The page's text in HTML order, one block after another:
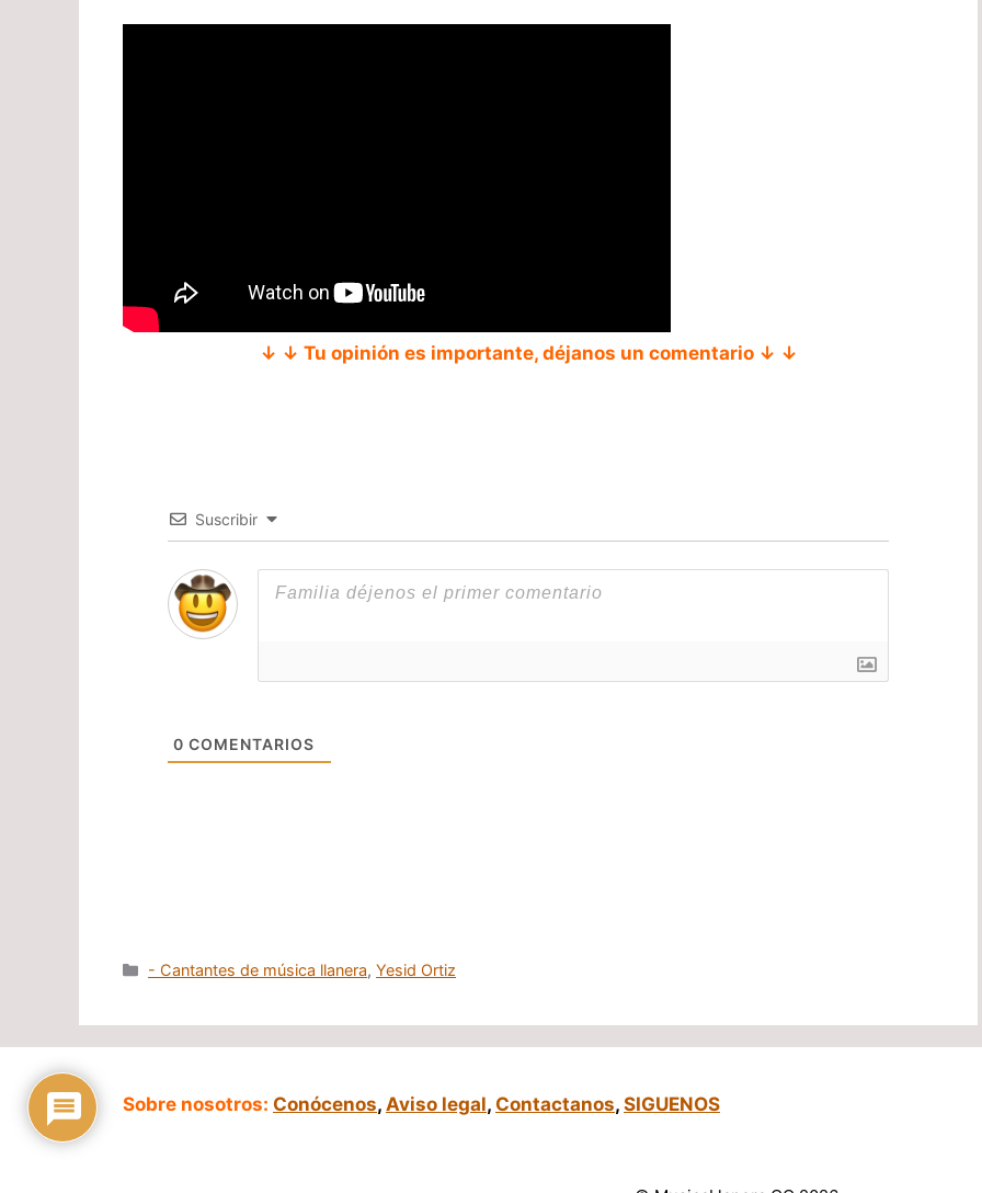
↓ ↓ Tu opinión es importante, déjanos un comentario ↓ ↓
Suscribir
0 COMENTARIOS
Categorías
- Cantantes de música llanera,Yesid Ortiz
Sobre nosotros: Conócenos, Aviso legal, Contactanos, SIGUENOS